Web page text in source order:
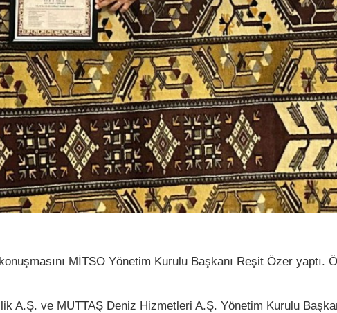
konuşmasını MİTSO Yönetim Kurulu Başkanı Reşit Özer
A.Ş. ve MUTTAŞ Deniz Hizmetleri A.Ş. Yönetim Kurulu